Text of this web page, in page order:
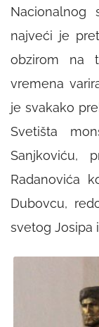
Nacionalnog
najveći je
obzirom na
vremena
je svakako
Svetišta
Sanjkoviću,
Radanovića
Dubovcu,
svetog Josipa